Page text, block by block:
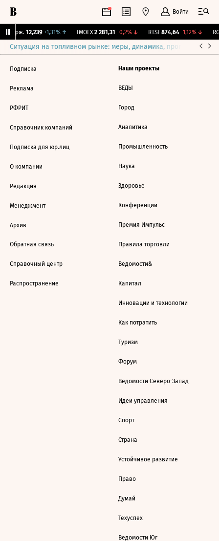
Войти
Бирж. 12,239 +1,31%↑ IMOEX 2 281,31 -0,2%↓ RTSI 874,64 -1,12%↓
Ситуация на топливном рынке: меры, динамика, прогнозы
Подписка
Реклама
РФРИТ
Справочник компаний
Подписка для юр.лиц
О компании
Редакция
Менеджмент
Архив
Обратная связь
Справочный центр
Распространение
Наши проекты
ВЕДЫ
Город
Аналитика
Промышленность
Наука
Здоровье
Конференции
Премия Импульс
Правила торговли
Ведомости&
Капитал
Инновации и технологии
Как потратить
Туризм
Форум
Ведомости Северо-Запад
Идеи управления
Спорт
Страна
Устойчивое развитие
Право
Думай
Техуспех
Ведомости Юг